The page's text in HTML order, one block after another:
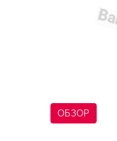
ОБЗОР